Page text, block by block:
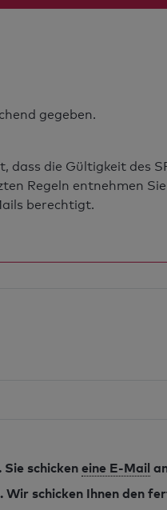
gegeben.
die Gültigkeit des
Regeln entnehmen
berechtigt.
Sie schickeneine E-Mail
Wir schicken Ihnen den